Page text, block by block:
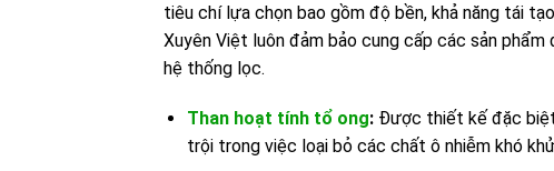
tiêu chí lựa chọn bao gồm độ bền, khả năng tái
Xuyên Việt luôn đảm bảo cung cấp các sản
hệ thống lọc.
Than hoạt tính tổ ong:Được thiết kế đặc biệt
trội trong việc loại bỏ các chất ô nhiễm khó